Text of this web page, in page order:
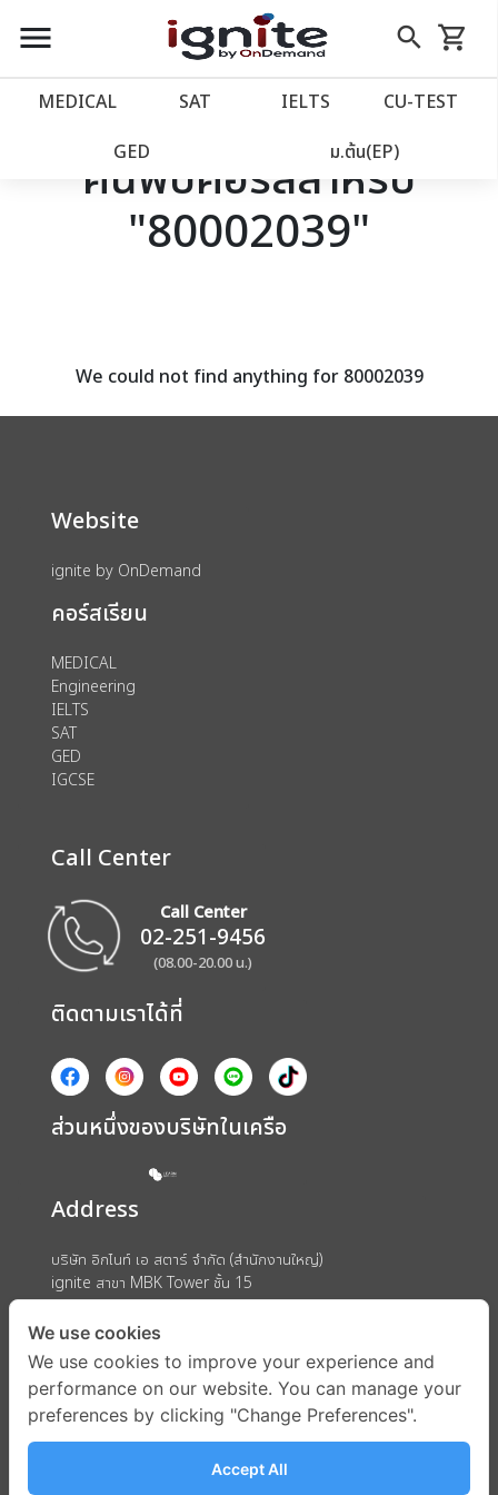
close
account_balance หน้าแรก
เว็บไซต์อิกไนท์
โปรโมชั่น
assignment ลงทะเบียน
menu search
Skip
to
shopping_cart
รถเข็น
MEDICAL SAT IELTS CU‑TEST
GED ม.ต้น(EP)
ค้นพบคอร์สสำหรับ
"80002039"
We could not find anything for 80002039
Website
ignite by OnDemand
คอร์สเรียน
MEDICAL
Engineering
IELTS
SAT
GED
IGCSE
Call Center
Call Center
02-251-9456
(08.00-20.00 น.)
ติดตามเราได้ที่
ส่วนหนึ่งของบริษัทในเครือ
Address
บริษัท อิกไนท์ เอ สตาร์ จำกัด (สำนักงานใหญ่)
ignite สาขา MBK Tower ชั้น 15
ถนนพญาไท แขวงวังใหม่ เขตปทุมวัน กรุงเทพมหานคร 10330
We use cookies
We use cookies to improve your experience and
performance on our website. You can manage your
preferences by clicking "Change Preferences".
Accept All